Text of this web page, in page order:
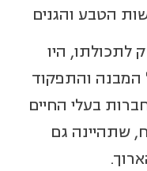
הטבע והגנים
לתכולתו, היו
המבנה והתפקוד
בעלי החיים
שתהיינה גם